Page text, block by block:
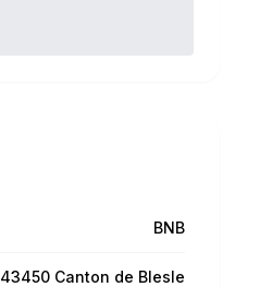
BNB
43450 Canton de Blesle